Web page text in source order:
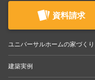
資料請求
ユニバーサルホームの家づくり
建築実例